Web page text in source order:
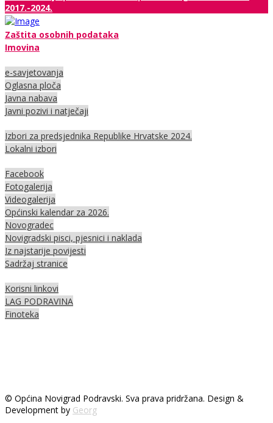
2017.-2024.
Zaštita osobnih podataka
Imovina
e-savjetovanja
Oglasna ploča
Javna nabava
Javni pozivi i natječaji
Izbori za predsjednika Republike Hrvatske 2024.
Lokalni izbori
Facebook
Fotogalerija
Videogalerija
Općinski kalendar za 2026.
Novogradec
Novigradski pisci, pjesnici i naklada
Iz najstarije povijesti
Sadržaj stranice
Korisni linkovi
LAG PODRAVINA
Finoteka
© Općina Novigrad Podravski. Sva prava pridržana. Design &
Development by Georg